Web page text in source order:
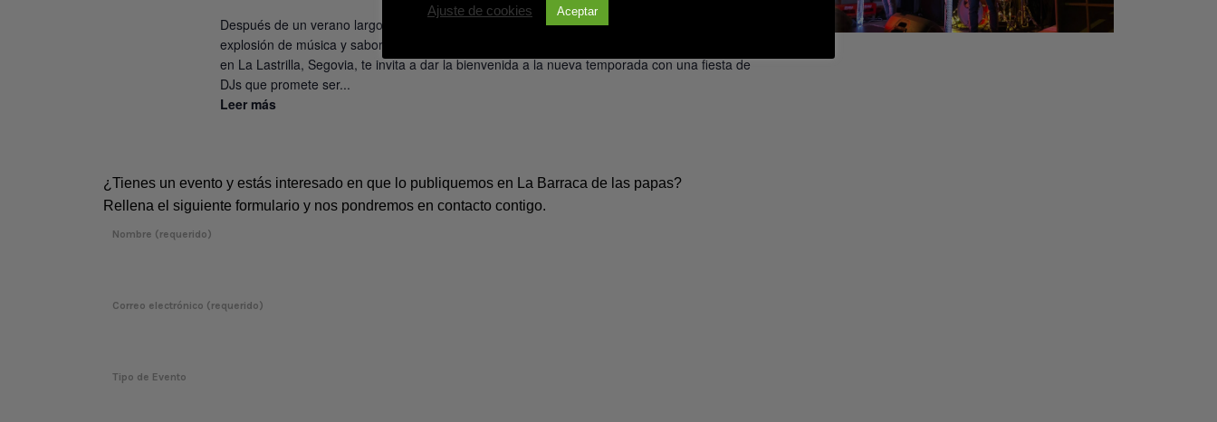
Después de un verano largo y caluroso, no hay mejor manera de recibir el otoño que con una
explosión de música y sabor. ¡Así es! Cervezas Octavo Arte, la cervecera familiar y artesana
en La Lastrilla, Segovia, te invita a dar la bienvenida a la nueva temporada con una fiesta de
DJs que promete ser...
Leer más
¿Tienes un evento y estás interesado en que lo publiquemos en La Barraca de las papas?
Rellena el siguiente formulario y nos pondremos en contacto contigo.
Nombre (requerido)
Correo electrónico (requerido)
Tipo de Evento
Ajuste de cookies Aceptar